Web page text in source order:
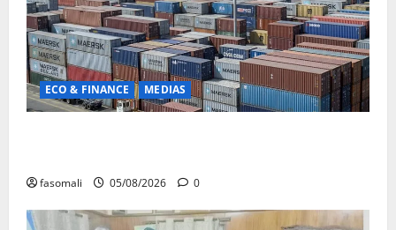
ECO & FINANCE MEDIAS
fasomali 05/08/2026 0